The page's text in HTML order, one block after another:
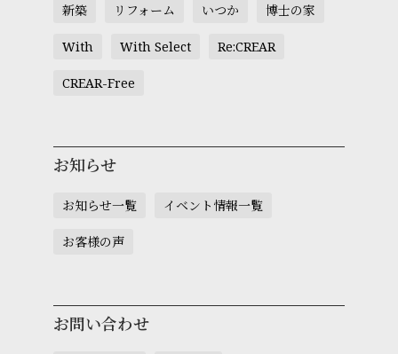
新築 リフォーム いつか 博士の家
With With Select Re:CREAR
CREAR-Free
お知らせ
お知らせ一覧 イベント情報一覧
お客様の声
お問い合わせ